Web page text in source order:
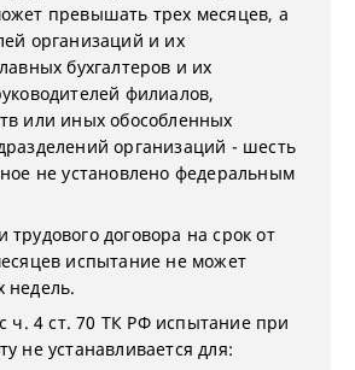
превышать трех месяцев, а
организаций и их
бухгалтеров и их
филиалов,
или иных обособленных
организаций - шесть
не установлено федеральным
договора на срок от
испытание не может
недель.
ч. 4 ст. 70 ТК РФ испытание при
не устанавливается для: